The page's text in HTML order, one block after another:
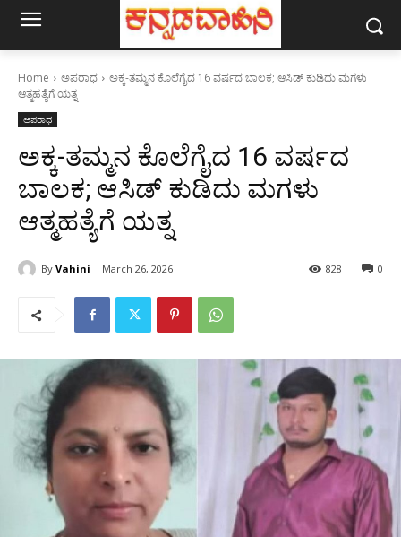
Home ಅಪರಾಧ
ಅಕ್ಕ-ತಮ್ಮನ ಕೊಲೆಗೈದ 16 ವರ್ಷದ ಬಾಲಕ; ಆಸಿಡ್ ಕುಡಿದು ಮಗಳು
ಆತ್ಮಹತ್ಯೆಗೆ ಯತ್ನ
ಅಪರಾಧ
ಅಕ್ಕ-ತಮ್ಮನ ಕೊಲೆಗೈದ 16 ವರ್ಷದ
ಬಾಲಕ; ಆಸಿಡ್ ಕುಡಿದು ಮಗಳು
ಆತ್ಮಹತ್ಯೆಗೆ ಯತ್ನ
By Vahini March 26, 2026 0
828